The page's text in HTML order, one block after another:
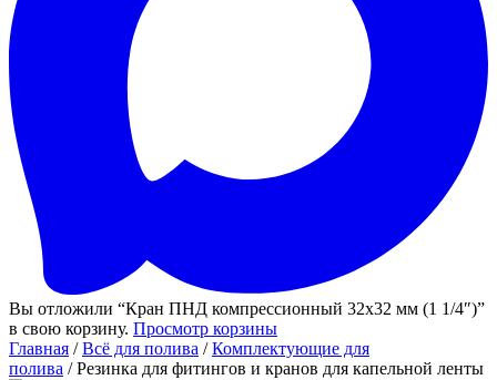
Вы отложили “Кран ПНД компрессионный 32х32 мм (1 1/4″)”
в свою корзину. Просмотр корзины
Главная /Всё для полива /Комплектующие для
полива / Резинка для фитингов и кранов для капельной ленты